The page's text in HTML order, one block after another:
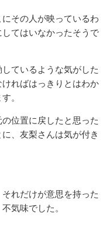
その人が映っているわ
てはいなかったそうで
ているような気がした
ればはっきりとはわか
。
位置に戻したと思った
、友梨さんは気が付き
れだけが意思を持った
気味でした。